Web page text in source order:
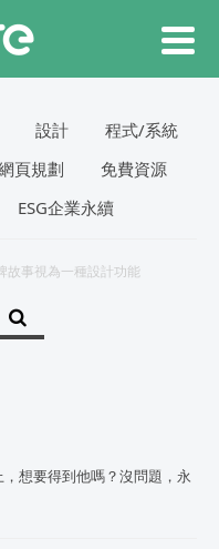
設計
程式/系統
頁規劃
免費資源
ESG企業永續
故事視為一種設計功能
想要得到他嗎？沒問題，永